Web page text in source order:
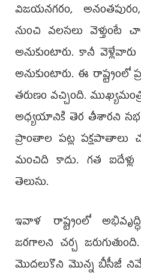
విజయనగరం,
నుంచి వలసలు
అనుకుంటారు. కానీ
అనుకుంటారు. ఈ రాష్ట్రంలో
తరుణం వచ్చింది.
అధ్యయానికి తెర తీశారని సభ
ప్రాంతాల పట్ల పక్షపాతాలు
మంచిది కాదు. గత ఐదేళ్లు
తెలుసు.
ఇవాళ రాష్ట్రంలో
జరగాలని చర్చ
మొదలుకొని మొన్న బీసీజీ